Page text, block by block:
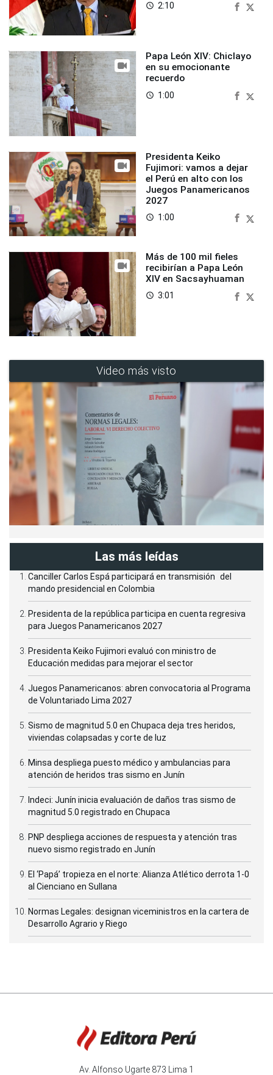
access_time 2:10
Papa León XIV: Chiclayo
en su emocionante
recuerdo
access_time 1:00
Presidenta Keiko
Fujimori: vamos a dejar
el Perú en alto con los
Juegos Panamericanos
2027
access_time 1:00
Más de 100 mil fieles
recibirían a Papa León
XIV en Sacsayhuaman
access_time 3:01
Video más visto
Las más leídas
Canciller Carlos Espá participará en transmisión del
mando presidencial en Colombia
Presidenta de la república participa en cuenta regresiva
para Juegos Panamericanos 2027
Presidenta Keiko Fujimori evaluó con ministro de
Educación medidas para mejorar el sector
Juegos Panamericanos: abren convocatoria al Programa
de Voluntariado Lima 2027
Sismo de magnitud 5.0 en Chupaca deja tres heridos,
viviendas colapsadas y corte de luz
Minsa despliega puesto médico y ambulancias para
atención de heridos tras sismo en Junín
Indeci: Junín inicia evaluación de daños tras sismo de
magnitud 5.0 registrado en Chupaca
PNP despliega acciones de respuesta y atención tras
nuevo sismo registrado en Junín
El ‘Papá’ tropieza en el norte: Alianza Atlético derrota 1-0
al Cienciano en Sullana
Normas Legales: designan viceministros en la cartera de
Desarrollo Agrario y Riego
Av. Alfonso Ugarte 873 Lima 1